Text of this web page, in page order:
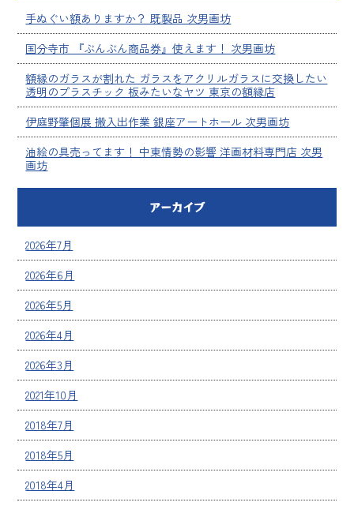
手ぬぐい額ありますか？ 既製品 次男画坊
国分寺市 『ぶんぶん商品券』使えます！ 次男画坊
額縁のガラスが割れた ガラスをアクリルガラスに交換したい
透明のプラスチック 板みたいなヤツ 東京の額縁店
伊庭野肇個展 搬入出作業 銀座アートホール 次男画坊
油絵の具売ってます！ 中東情勢の影響 洋画材料専門店 次男
画坊
アーカイブ
2026年7月
2026年6月
2026年5月
2026年4月
2026年3月
2021年10月
2018年7月
2018年5月
2018年4月